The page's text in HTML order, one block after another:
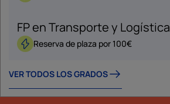
FP en Transporte y Logística
Reserva de plaza por 100€
VER TODOS LOS GRADOS